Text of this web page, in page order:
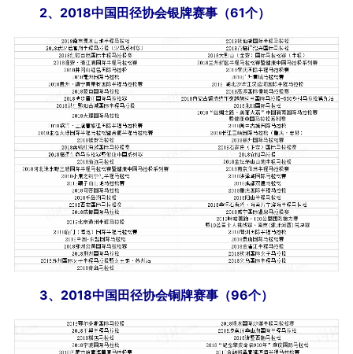
2、2018中国田径协会银牌赛事（61个）
3、2018中国田径协会铜牌赛事（96个）